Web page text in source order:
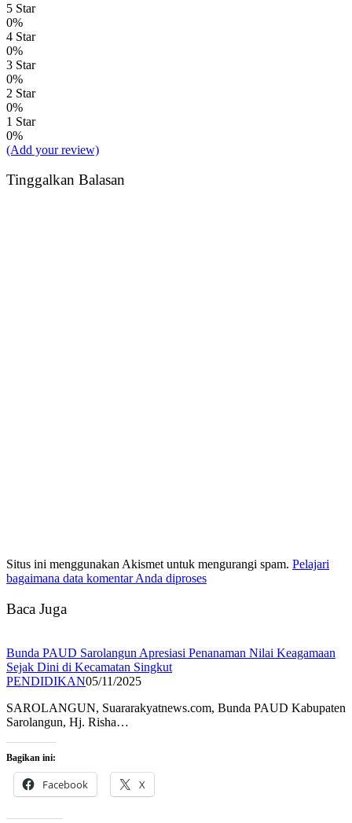
5 Star
0%
4 Star
0%
3 Star
0%
2 Star
0%
1 Star
0%
(Add your review)
Tinggalkan Balasan
Situs ini menggunakan Akismet untuk mengurangi spam. Pelajari
bagaimana data komentar Anda diproses
Baca Juga
Bunda PAUD Sarolangun Apresiasi Penanaman Nilai Keagamaan
Sejak Dini di Kecamatan Singkut
PENDIDIKAN05/11/2025
SAROLANGUN, Suararakyatnews.com, Bunda PAUD Kabupaten
Sarolangun, Hj. Risha…
Bagikan ini:
Facebook X